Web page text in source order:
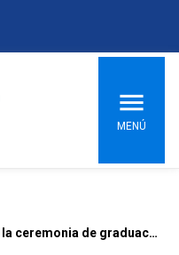
MENÚ
Se realizó la ceremonia de graduación de 318 egresados de la Facultad